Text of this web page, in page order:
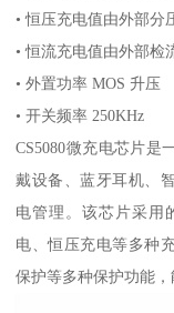
• 恒压充电值由外部分
• 恒流充电值由外部检
• 外置功率 MOS 升压
• 开关频率 250KHz
CS5080微充电芯片是
戴设备、蓝牙耳机、
电管理。该芯片采用
电、恒压充电等多种
保护等多种保护功能，